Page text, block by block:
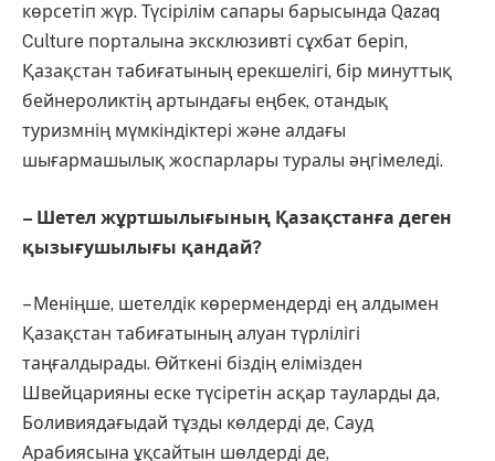
көрсетіп жүр. Түсірілім сапары барысында Qazaq
Culture порталына эксклюзивті сұхбат беріп,
Қазақстан табиғатының ерекшелігі, бір минуттық
бейнероликтің артындағы еңбек, отандық
туризмнің мүмкіндіктері және алдағы
шығармашылық жоспарлары туралы әңгімеледі.
– Шетел жұртшылығының Қазақстанға деген
қызығушылығы қандай?
– Меніңше, шетелдік көрермендерді ең алдымен
Қазақстан табиғатының алуан түрлілігі
таңғалдырады. Өйткені біздің елімізден
Швейцарияны еске түсіретін асқар тауларды да,
Боливиядағыдай тұзды көлдерді де, Сауд
Арабиясына ұқсайтын шөлдерді де,